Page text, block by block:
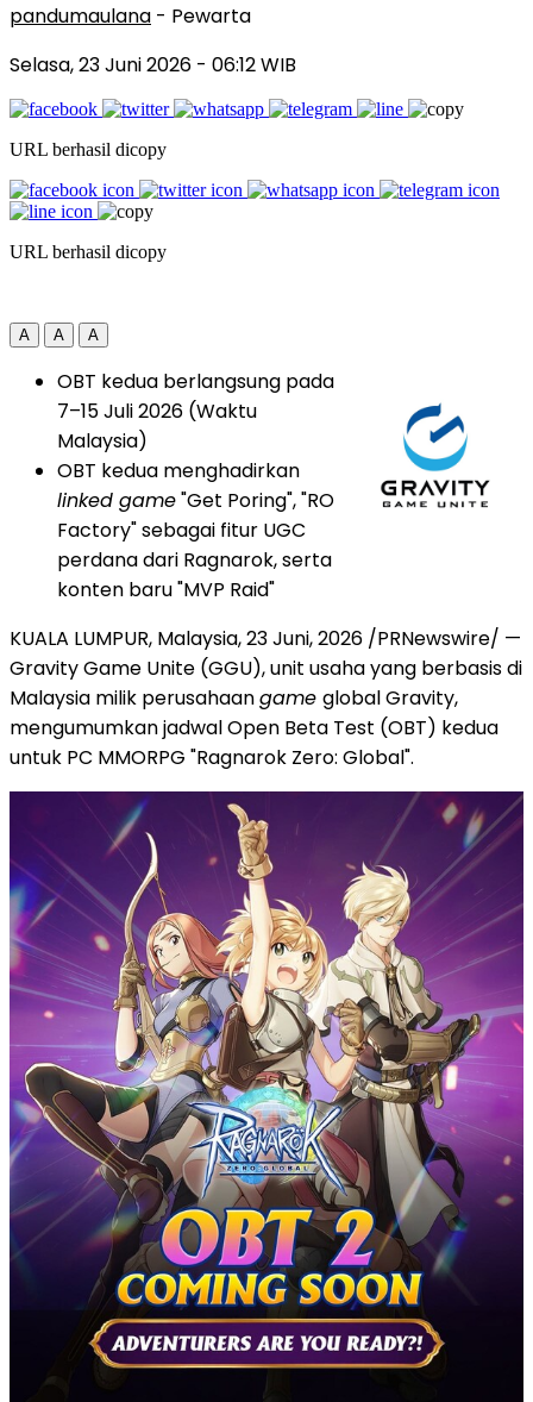
pandumaulana - Pewarta
Selasa, 23 Juni 2026 - 06:12 WIB
URL berhasil dicopy
URL berhasil dicopy
A A A
OBT kedua berlangsung pada
7–15 Juli 2026 (Waktu
Malaysia)
OBT kedua menghadirkan
linked game"Get Poring", "RO
Factory" sebagai fitur UGC
perdana dari Ragnarok, serta
konten baru "MVP Raid"
KUALA LUMPUR, Malaysia,23 Juni, 2026 /PRNewswire/ —
Gravity Game Unite (GGU), unit usaha yang berbasis di
Malaysia milik perusahaangame global Gravity,
mengumumkan jadwal Open Beta Test (OBT) kedua
untuk PC MMORPG "Ragnarok Zero: Global".